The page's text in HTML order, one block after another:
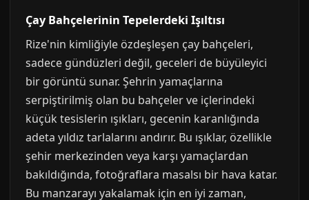
Çay Bahçelerinin Tepelerdeki Işıltısı
Rize'nin kimliğiyle özdeşleşen çay bahçeleri,
sadece gündüzleri değil, geceleri de büyüleyici
bir görüntü sunar. Şehrin yamaçlarına
serpiştirilmiş olan bu bahçeler ve içlerindeki
küçük tesislerin ışıkları, gecenin karanlığında
adeta yıldız tarlalarını andırır. Bu ışıklar, özellikle
şehir merkezinden veya karşı yamaçlardan
bakıldığında, fotoğraflara masalsı bir hava katar.
Bu manzarayı yakalamak için en iyi zaman,